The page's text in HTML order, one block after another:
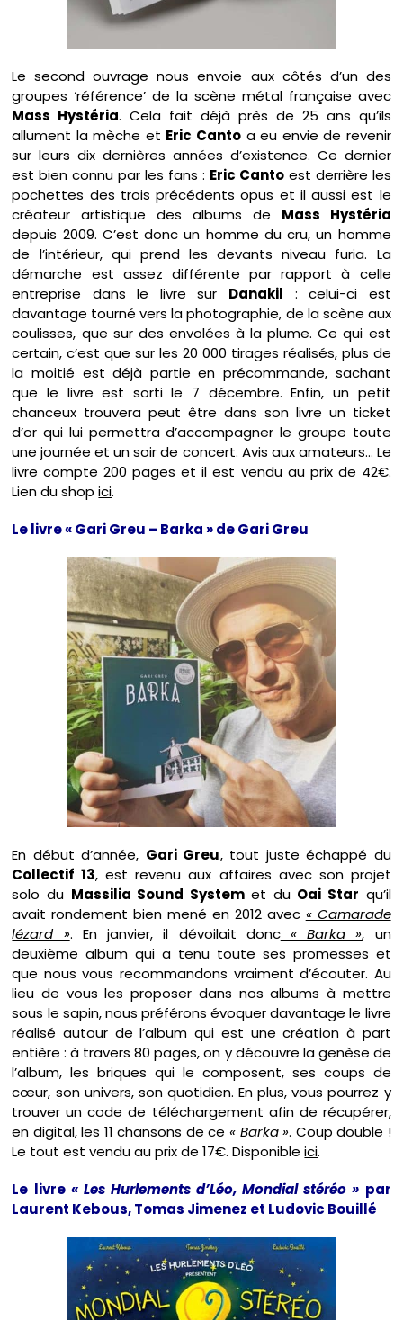
Le second ouvrage nous envoie aux côtés d’un des
groupes ‘référence’ de la scène métal française avec
Mass Hystéria. Cela fait déjà près de 25 ans qu’ils
allument la mèche et Eric Canto a eu envie de revenir
sur leurs dix dernières années d’existence. Ce dernier
est bien connu par les fans : Eric Cantoest derrière les
pochettes des trois précédents opus et il aussi est le
créateur artistique des albums de Mass Hystéria
depuis 2009. C’est donc un homme du cru, un homme
de l’intérieur, qui prend les devants niveau furia. La
démarche est assez différente par rapport à celle
entreprise dans le livre sur Danakil : celui-ci est
davantage tourné vers la photographie, de la scène aux
coulisses, que sur des envolées à la plume. Ce qui est
certain, c’est que sur les 20 000 tirages réalisés, plus de
la moitié est déjà partie en précommande, sachant
que le livre est sorti le 7 décembre. Enfin, un petit
chanceux trouvera peut être dans son livre un ticket
d’or qui lui permettra d’accompagner le groupe toute
une journée et un soir de concert. Avis aux amateurs… Le
livre compte 200 pages et il est vendu au prix de 42€.
Lien du shopici.
Le livre « Gari Greu – Barka » de Gari Greu
En début d’année, Gari Greu, tout juste échappé du
Collectif 13, est revenu aux affaires avec son projet
solo du Massilia Sound Systemet du Oai Star qu’il
avait rondement bien mené en 2012 avec « Camarade
lézard ». En janvier, il dévoilait donc« Barka », un
deuxième album qui a tenu toute ses promesses et
que nous vous recommandons vraiment d’écouter. Au
lieu de vous les proposer dans nos albums à mettre
sous le sapin, nous préférons évoquer davantage le livre
réalisé autour de l’album qui est une création à part
entière : à travers 80 pages, on y découvre la genèse de
l’album, les briques qui le composent, ses coups de
cœur, son univers, son quotidien. En plus, vous pourrez y
trouver un code de téléchargement afin de récupérer,
en digital, les 11 chansons de ce« Barka ». Coup double !
Le tout est vendu au prix de 17€. Disponibleici.
Le livre « Les Hurlements d’Léo, Mondial stéréo » par
Laurent Kebous, Tomas Jimenez et Ludovic Bouillé